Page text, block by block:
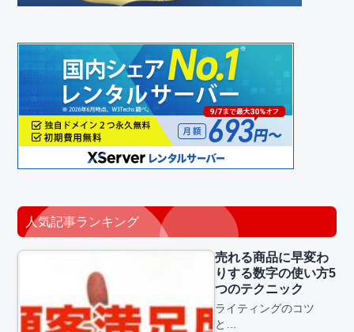
人気記事ランキング
売れる商品に早変わ
りする数字の使い方5
つのテクニック
ライティングのコツ
と…